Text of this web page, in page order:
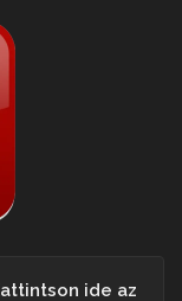
ide az